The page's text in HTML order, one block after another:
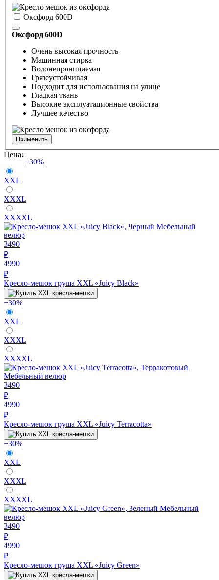
Оксфорд 600D
Оксфорд 600D
Очень высокая прочность
Машинная стирка
Водонепроницаемая
Грязеустойчивая
Подходит для использования на улице
Гладкая ткань
Высокие эксплуатационные свойства
Лучшее качество
Цена
−30%
XXL
XXXL
XXXXL
3490
₽
4990
₽
Кресло-мешок груша XXL «Juicy Black»
−30%
XXL
XXXL
XXXXL
3490
₽
4990
₽
Кресло-мешок груша XXL «Juicy Terracotta»
−30%
XXL
XXXL
XXXXL
3490
₽
4990
₽
Кресло-мешок груша XXL «Juicy Green»